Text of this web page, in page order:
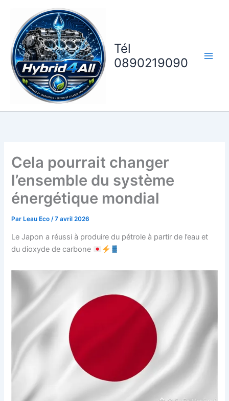
contenu
Tél
0890219090
Cela pourrait changer
l’ensemble du système
énergétique mondial
ParLeau Eco /7 avril 2026
Le Japon a réussi à produire du pétrole à partir de l’eau et
du dioxyde de carbone